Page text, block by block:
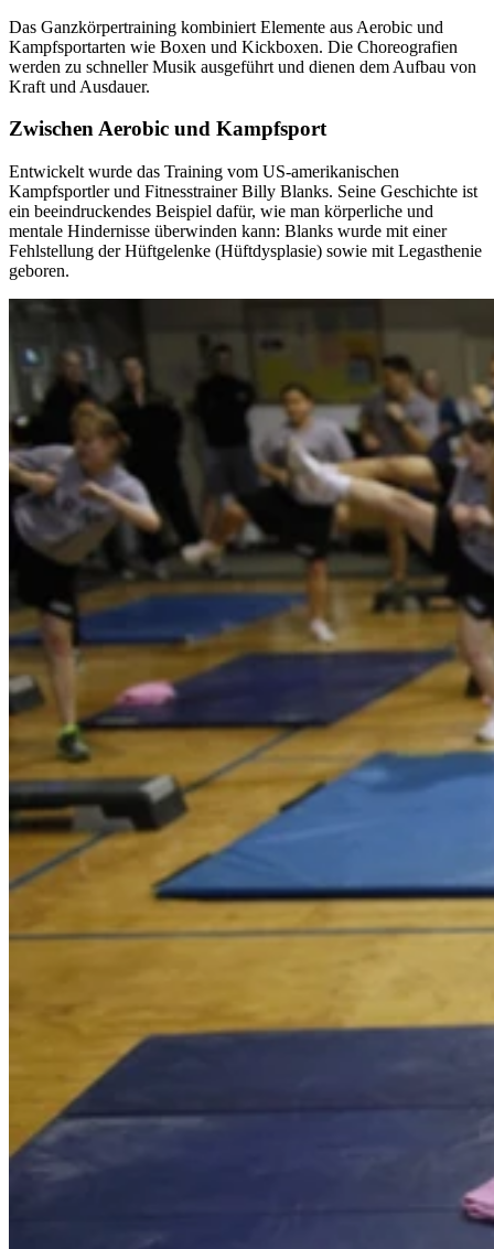
Das Ganzkörpertraining kombiniert Elemente aus Aerobic und
Kampfsportarten wie Boxen und Kickboxen. Die Choreografien
werden zu schneller Musik ausgeführt und dienen dem Aufbau von
Kraft und Ausdauer.
Zwischen Aerobic und Kampfsport
Entwickelt wurde das Training vom US-amerikanischen
Kampfsportler und Fitnesstrainer Billy Blanks. Seine Geschichte ist
ein beeindruckendes Beispiel dafür, wie man körperliche und
mentale Hindernisse überwinden kann: Blanks wurde mit einer
Fehlstellung der Hüftgelenke (Hüftdysplasie) sowie mit Legasthenie
geboren.